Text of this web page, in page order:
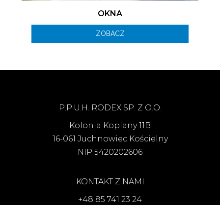
OKNA
ZOBACZ
P.P.U.H. RODEX SP. Z O.O.
Kolonia Koplany 11B
16-061 Juchnowiec Kościelny
NIP 5420202606
KONTAKT Z NAMI
+48 85 741 23 24